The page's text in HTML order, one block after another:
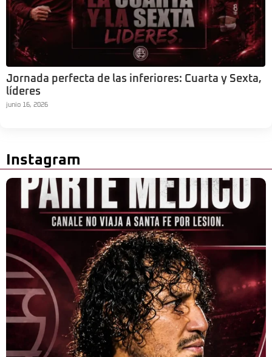
Jornada perfecta de las inferiores: Cuarta y Sexta,
líderes
junio 16, 2026
Instagram